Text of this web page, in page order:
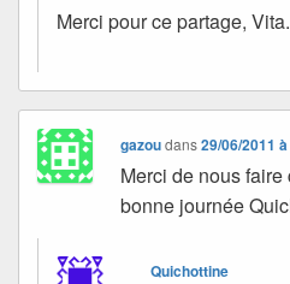
Merci pour ce partage,
gazoudans29/06/2011
Merci de nous
bonne journée
Quichottine